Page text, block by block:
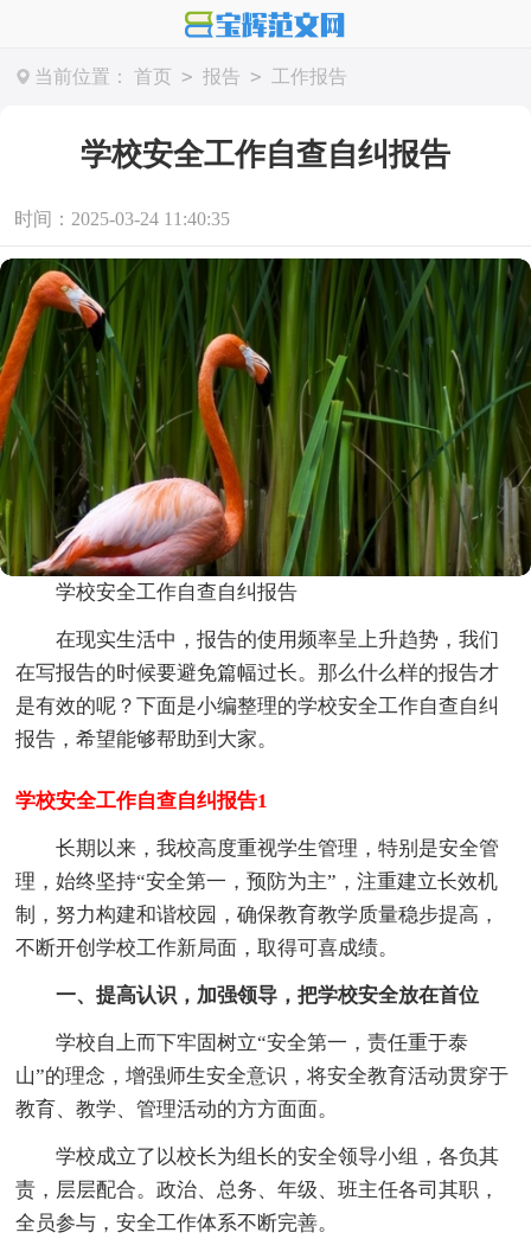
当前位置： 首页 > 报告 > 工作报告
学校安全工作自查自纠报告
时间：2025-03-24 11:40:35
学校安全工作自查自纠报告
在现实生活中，报告的使用频率呈上升趋势，我们
在写报告的时候要避免篇幅过长。那么什么样的报告才
是有效的呢？下面是小编整理的学校安全工作自查自纠
报告，希望能够帮助到大家。
学校安全工作自查自纠报告1
长期以来，我校高度重视学生管理，特别是安全管
理，始终坚持“安全第一，预防为主”，注重建立长效机
制，努力构建和谐校园，确保教育教学质量稳步提高，
不断开创学校工作新局面，取得可喜成绩。
一、提高认识，加强领导，把学校安全放在首位
学校自上而下牢固树立“安全第一，责任重于泰
山”的理念，增强师生安全意识，将安全教育活动贯穿于
教育、教学、管理活动的方方面面。
学校成立了以校长为组长的安全领导小组，各负其
责，层层配合。政治、总务、年级、班主任各司其职，
全员参与，安全工作体系不断完善。